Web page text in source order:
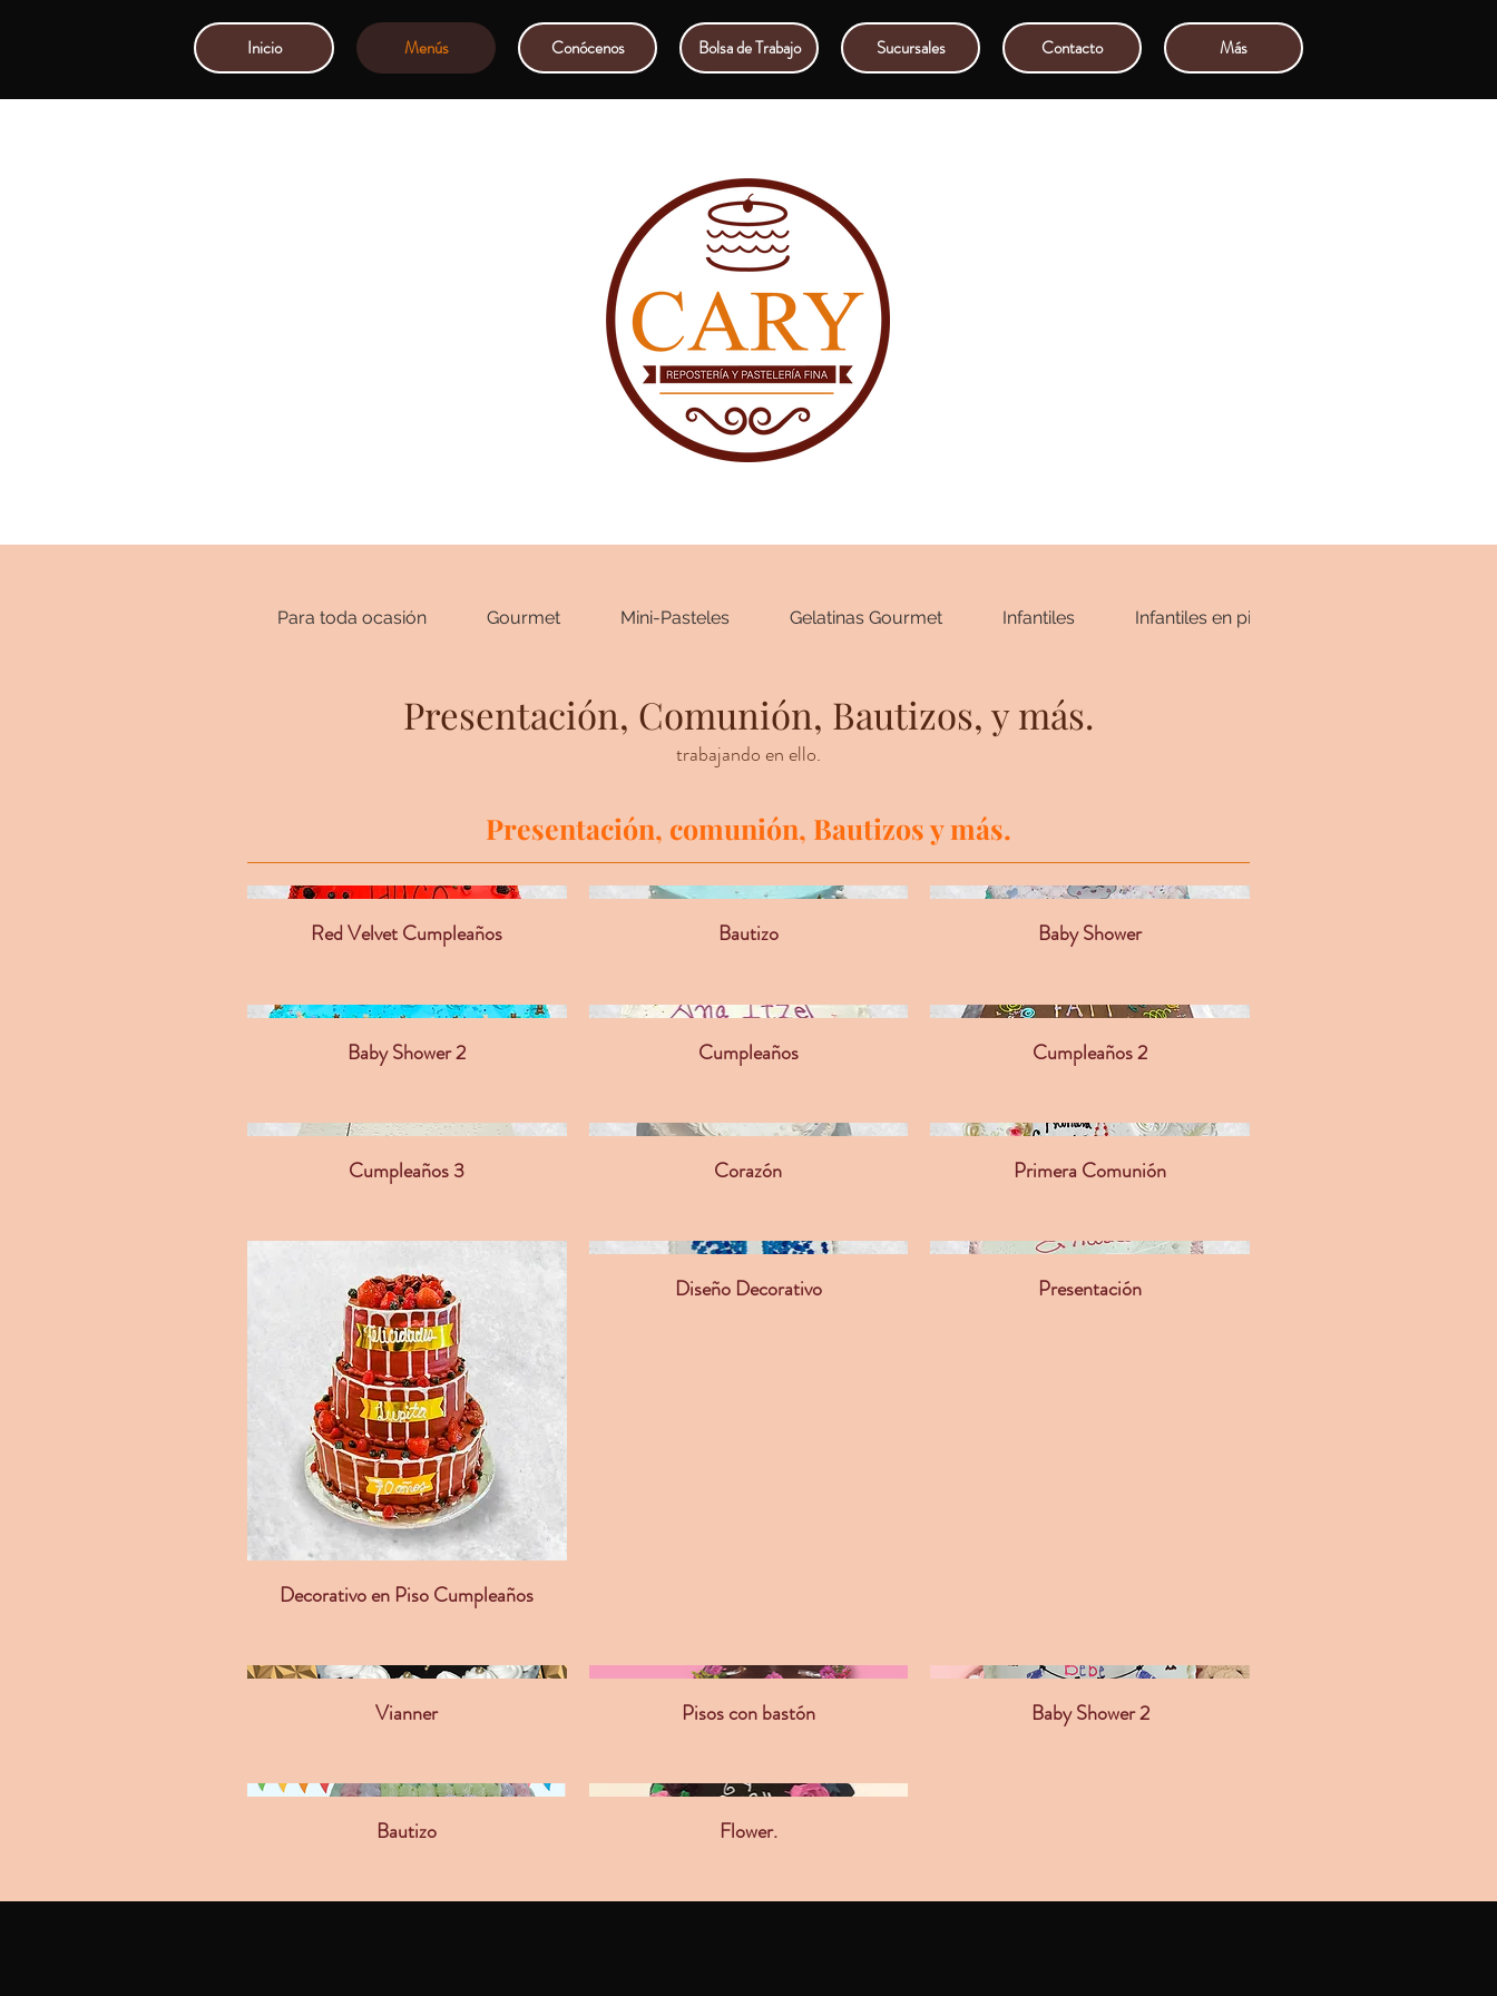
Inicio Menús Conócenos Bolsa de Trabajo Sucursales Contacto Más
Para toda ocasión Gourmet Mini-Pasteles Gelatinas Gourmet Infantiles Infantiles en pisos
Presentación, Comunión, Bautizos, y más.
trabajando en ello.
Presentación, comunión, Bautizos y más.
Red Velvet Cumpleaños Bautizo Baby Shower
Baby Shower 2 Cumpleaños Cumpleaños 2
Cumpleaños 3 Corazón Primera Comunión
Decorativo en Piso Cumpleaños
Diseño Decorativo Presentación
Vianner Pisos con bastón Baby Shower 2
Bautizo Flower.